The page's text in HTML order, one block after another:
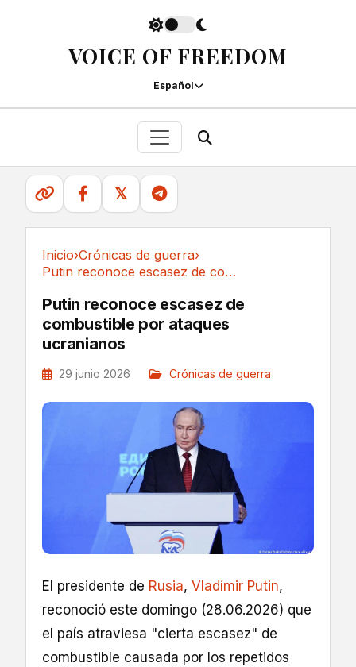
VOICE OF FREEDOM
Español
𝕏
Inicio›Crónicas de guerra›
Putin reconoce escasez de combustible por...
Putin reconoce escasez de
combustible por ataques
ucranianos
29 junio 2026 Crónicas de guerra
El presidente de Rusia, Vladímir Putin,
reconoció este domingo (28.06.2026) que
el país atraviesa "cierta escasez" de
combustible causada por los repetidos